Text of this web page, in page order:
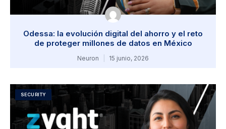
Odessa: la evolución digital del ahorro y el reto
de proteger millones de datos en México
Neuron 15 junio, 2026
SECURITY